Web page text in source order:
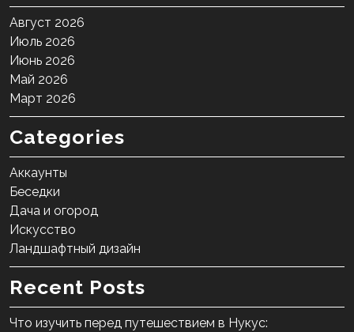
Август 2026
Июль 2026
Июнь 2026
Май 2026
Март 2026
Categories
Аккаунты
Беседки
Дача и огород
Искусство
Ландшафтный дизайн
Recent Posts
Что изучить перед путешествием в Нукус: